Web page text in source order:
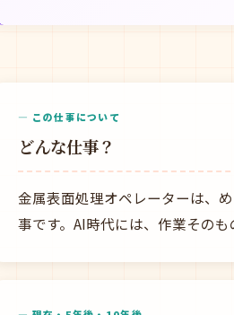
— この仕事について
どんな仕事？
金属表面処理オペレーターは、
事です。AI時代には、作業その